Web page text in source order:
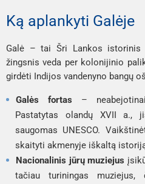
Ką aplankyti Galėje
Galė – tai Šri Lankos istorinis
žingsnis veda per kolonijinio
girdėti Indijos vandenyno bangų
Galės fortas –
Pastatytas olandų XVII a.,
saugomas UNESCO.
skaityti akmenyje iškaltą
Nacionalinis jūrų muziejus
tačiau turiningas muziejus,